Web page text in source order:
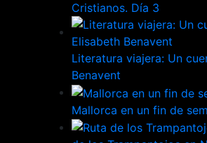
Cristianos. Día 3
Literatura viajera: Un
Benavent
Mallorca en un fin de